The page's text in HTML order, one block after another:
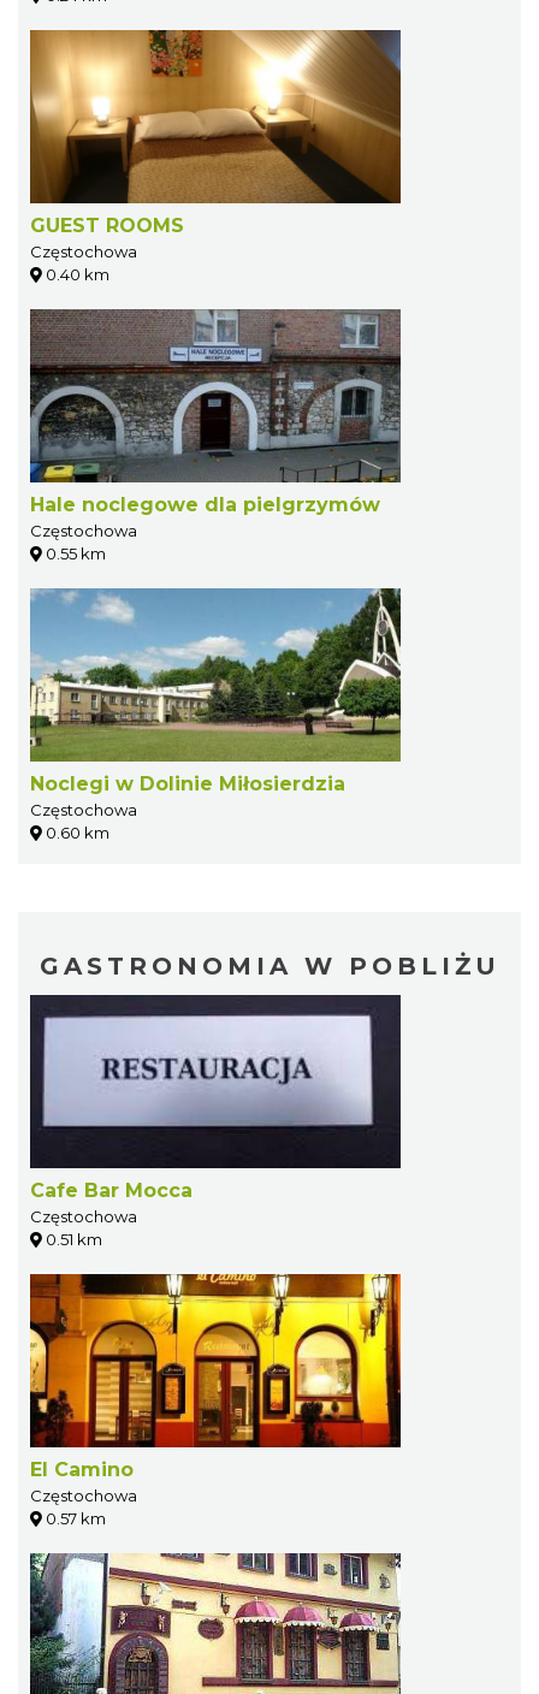
GUEST ROOMS
Częstochowa
0.40 km
Hale noclegowe dla pielgrzymów
Częstochowa
0.55 km
Noclegi w Dolinie Miłosierdzia
Częstochowa
0.60 km
GASTRONOMIA W POBLIŻU
Cafe Bar Mocca
Częstochowa
0.51 km
El Camino
Częstochowa
0.57 km